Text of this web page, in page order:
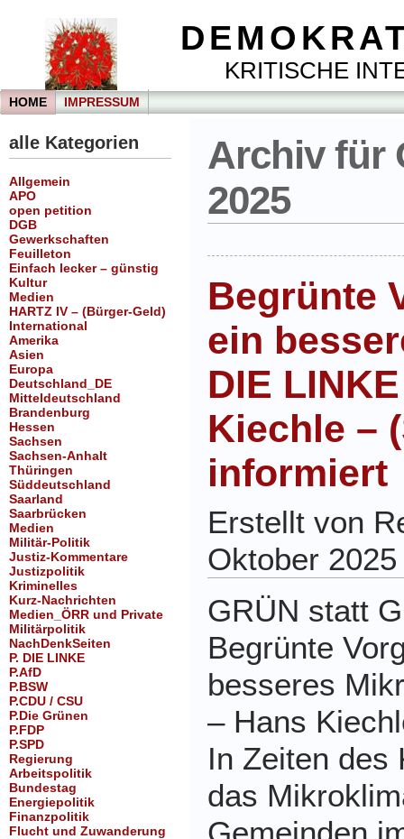
KRITISCHE
HOME IMPRESSUM
alle Kategorien
Allgemein
APO
open petition
DGB
Gewerkschaften
Feuilleton
Einfach lecker – günstig
Kultur
Medien
HARTZ IV – (Bürger-Geld)
International
Amerika
Asien
Europa
Deutschland_DE
Mitteldeutschland
Brandenburg
Hessen
Sachsen
Sachsen-Anhalt
Thüringen
Süddeutschland
Saarland
Saarbrücken
Medien
Militär-Politik
Justiz-Kommentare
Justizpolitik
Kriminelles
Kurz-Nachrichten
Medien_ÖRR und Private
Militärpolitik
NachDenkSeiten
P. DIE LINKE
P.AfD
P.BSW
P.CDU / CSU
P.Die Grünen
P.FDP
P.SPD
Regierung
Arbeitspolitik
Bundestag
Energiepolitik
Finanzpolitik
Flucht und Zuwanderung
Archiv für
2025
Begrünte
ein
DIE
Kiechle –
informiert
Erstellt von
Oktober 2025
GRÜN statt
Begrünte
besseres
– Hans
In Zeiten des
das